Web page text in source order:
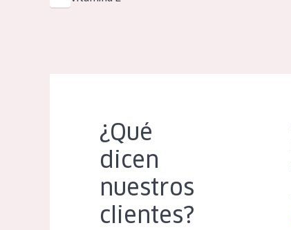
¿Qué
dicen
nuestros
clientes?